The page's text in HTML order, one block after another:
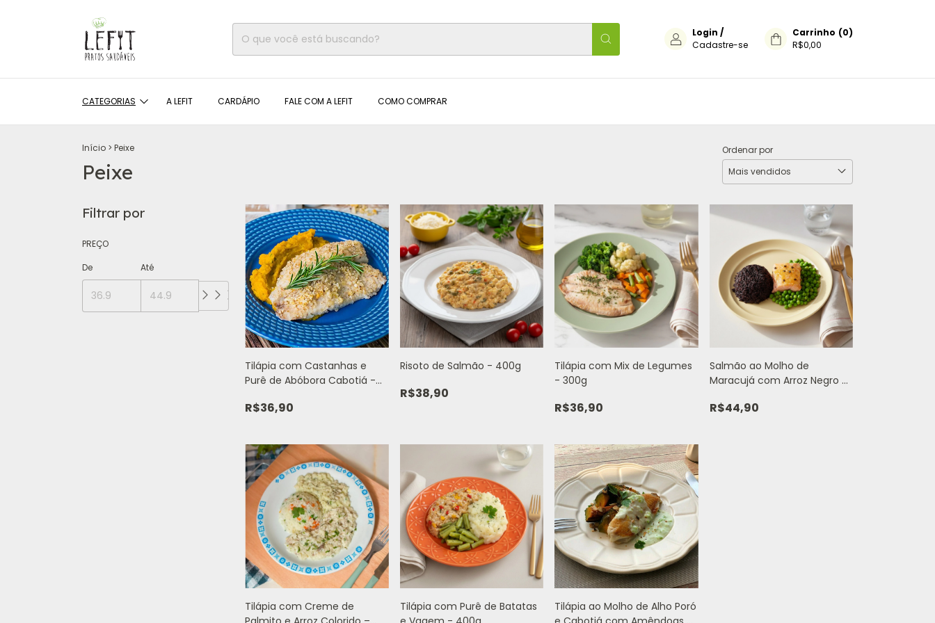
Login /
Cadastre-se
Carrinho (0)
R$0,00
CATEGORIAS A LEFIT CARDÁPIO FALE COM A LEFIT COMO COMPRAR
Início > Peixe
Peixe
Ordenar por
Filtrar por
PREÇO
De
Até
Tilápia com Castanhas e
Purê de Abóbora Cabotiá -
R$36,90
Risoto de Salmão - 400g
R$38,90
Tilápia com Mix de Legumes
- 300g
R$36,90
Salmão ao Molho de
Maracujá com Arroz Negro e
R$44,90
Tilápia com Creme de
Tilápia com Purê de Batatas
Tilápia ao Molho de Alho Poró